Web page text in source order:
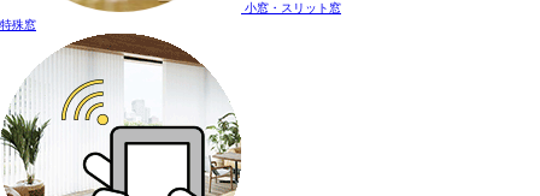
小窓・スリット窓
特殊窓